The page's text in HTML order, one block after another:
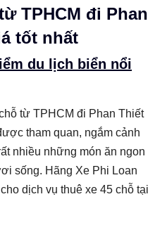
TPHCM đi Phan
tốt nhất
du lịch biển nổi
từ TPHCM đi Phan Thiết
tham quan, ngắm cảnh
nhiều những món ăn ngon
sống. Hãng Xe Phi Loan
dịch vụ thuê xe 45 chỗ tại